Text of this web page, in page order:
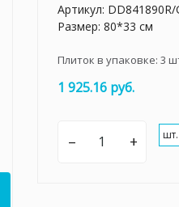
Артикул: DD841890R/
Размер: 80*33 см
Плиток в упаковке: 3
1 925.16 руб.
– + шт.